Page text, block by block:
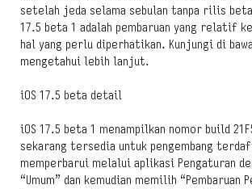
setelah jeda selama sebulan tanpa rilis
17.5 beta 1 adalah pembaruan yang relatif
hal yang perlu diperhatikan. Kunjungi di
mengetahui lebih lanjut.
iOS 17.5 beta detail
iOS 17.5 beta 1 menampilkan nomor build
sekarang tersedia untuk pengembang
memperbarui melalui aplikasi Pengaturan
“Umum” dan kemudian memilih “Pembaruan